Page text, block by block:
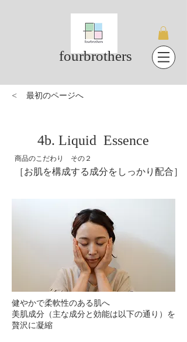
fourbrothers
最初のページへ
<
4b. Liquid Essence
健やかで柔軟性のある肌へ
美肌成分（主な成分と効能は以下の通り）を
贅沢に凝縮
商品のこだわり その２
​［お肌を構成する成分をしっかり配合］